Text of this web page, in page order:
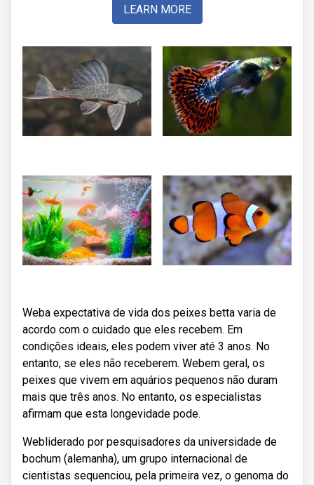
LEARN MORE
Weba expectativa de vida dos peixes betta varia de
acordo com o cuidado que eles recebem. Em
condições ideais, eles podem viver até 3 anos. No
entanto, se eles não receberem. Webem geral, os
peixes que vivem em aquários pequenos não duram
mais que três anos. No entanto, os especialistas
afirmam que esta longevidade pode.
Webliderado por pesquisadores da universidade de
bochum (alemanha), um grupo internacional de
cientistas sequenciou, pela primeira vez, o genoma do